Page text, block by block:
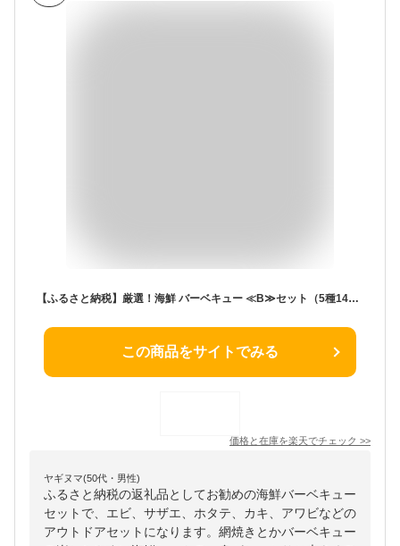
【ふるさと納税】厳選！海鮮 バーベキュー ≪B≫セット（5種14品、3〜4人用） エビ サザエ ホタテ 牡蠣 アワビ BBQ アウトドア 網焼き 冷凍便 [e04-a005]
この商品をサイトでみる
価格と在庫を楽天でチェック >>
ヤギヌマ(50代・男性)
ふるさと納税の返礼品としてお勧めの海鮮バーベキュー
セットで、エビ、サザエ、ホタテ、カキ、アワビなどの
アウトドアセットになります。網焼きとかバーベキュー